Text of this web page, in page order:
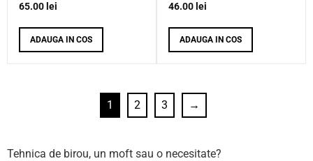
Tehnica de birou, un moft sau o necesitate?
65.00 lei
ADAUGA IN COS
46.00 lei
ADAUGA IN COS
1 2 3 →